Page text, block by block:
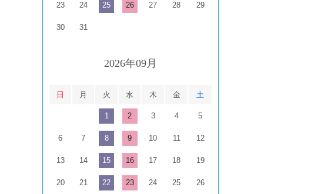
23 24 25 26 27 28 29
30 31
2026年09月
日 月 火 水 木 金 土
1 2 3 4 5
6 7 8 9 10 11 12
13 14 15 16 17 18 19
20 21 22 23 24 25 26